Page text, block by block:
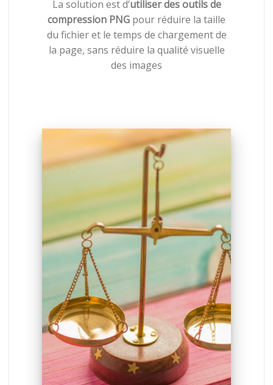
La solution est d’utiliser des outils de
compression PNG pour réduire la taille
du fichier et le temps de chargement de
la page, sans réduire la qualité visuelle
des images